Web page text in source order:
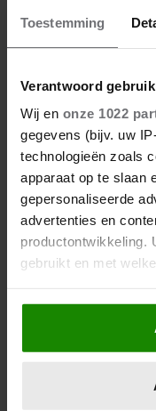
Toestemming
Verantwoord
Wij en onze 1022
gegevens (bijv. uw
technologieën zoals
apparaat op te slaan
gepersonaliseerde
advertenties en
productontwikkeling.
gebruikt en met
Als u het toestaat,
Informatie
locatie, die tot
scannen op